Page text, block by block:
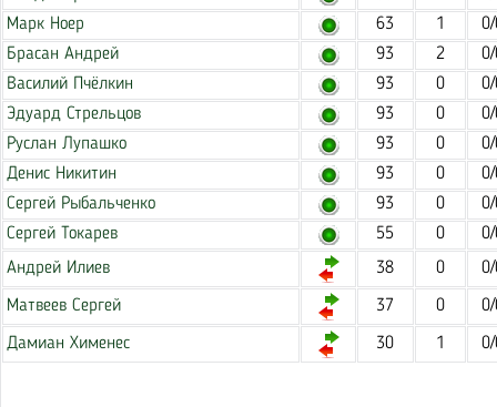
Марк Ноер
63 1
Брасан Андрей
93 2
Василий Пчёлкин
93 0
Эдуард Стрельцов
93 0
Руслан Лупашко
93 0
Денис Никитин
93 0
Сергей Рыбальченко
93 0
Сергей Токарев
55 0
Андрей Илиев
38 0
Матвеев Сергей 37 0
Дамиан Хименес 30 1